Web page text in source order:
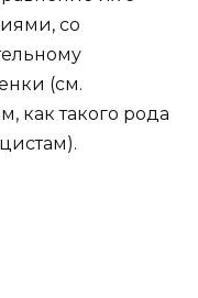
со
(см.
как такого рода